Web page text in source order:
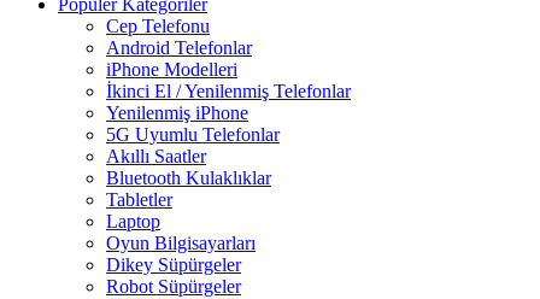
Cep Telefonu
Android Telefonlar
iPhone Modelleri
İkinci El / Yenilenmiş Telefonlar
Yenilenmiş iPhone
5G Uyumlu Telefonlar
Akıllı Saatler
Bluetooth Kulaklıklar
Tabletler
Laptop
Oyun Bilgisayarları
Dikey Süpürgeler
Robot Süpürgeler